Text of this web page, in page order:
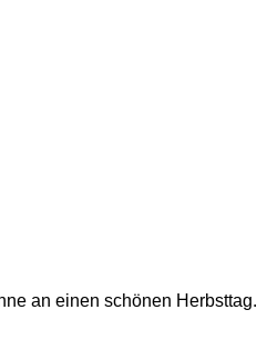
an einen schönen Herbsttag.